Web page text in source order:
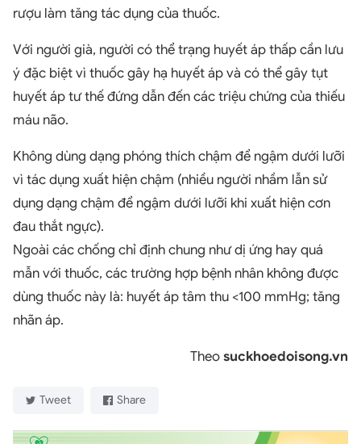
rượu làm tăng tác dụng của thuốc.
Với người già, người có thể trạng huyết áp thấp cần lưu
ý đặc biệt vì thuốc gây hạ huyết áp và có thể gây tụt
huyết áp tư thế đứng dẫn đến các triệu chứng của thiếu
máu não.
Không dùng dạng phóng thích chậm để ngậm dưới lưỡi
vì tác dụng xuất hiện chậm (nhiều người nhầm lẫn sử
dụng dạng chậm để ngậm dưới lưỡi khi xuất hiện cơn
đau thắt ngực).
Ngoài các chống chỉ định chung như dị ứng hay quá
mẫn với thuốc, các trường hợp bệnh nhân không được
dùng thuốc này là: huyết áp tâm thu <100 mmHg; tăng
nhãn áp.
Theosuckhoedoisong.vn
Tweet Share